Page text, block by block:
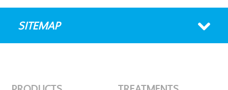
SITEMAP